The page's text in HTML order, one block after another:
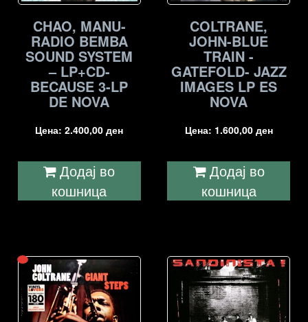
CHAO, MANU-
RADIO BEMBA
SOUND SYSTEM
– LP+CD-
BECAUSE 3-LP
DE NOVA
Цена:2.400,00ден
Додај во
кошница
COLTRANE,
JOHN-BLUE
TRAIN -
GATEFOLD- JAZZ
IMAGES LP ES
NOVA
Цена: 1.600,00 ден
Додај во
кошница